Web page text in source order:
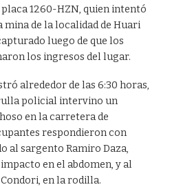
1260-HZN, quien intentó
mina de la localidad de Huari
luego de que los
los ingresos del lugar.
alrededor de las 6:30 horas,
policial intervino un
en la carretera de
respondieron con
al sargento Ramiro Daza,
en el abdomen, y al
en la rodilla.